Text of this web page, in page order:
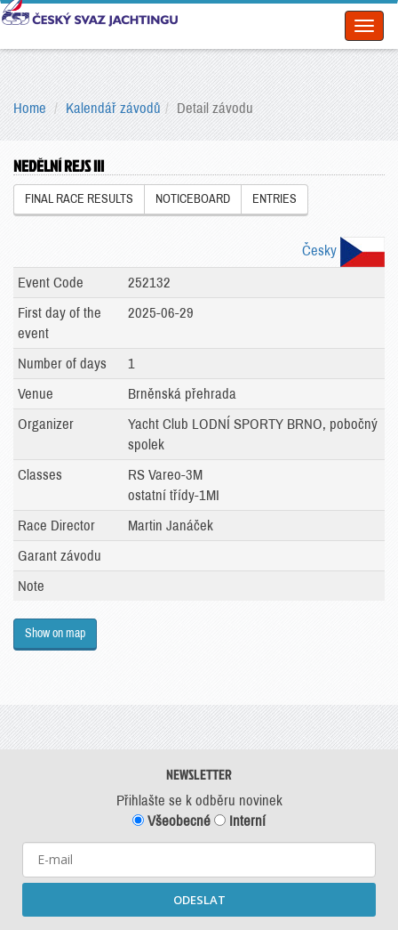
Home Kalendář závodů Detail závodu
NEDĚLNÍ REJS III
FINAL RACE RESULTS NOTICEBOARD ENTRIES
Česky
Event Code
252132
First day of the
event
2025-06-29
Number of days
1
Venue
Brněnská přehrada
Organizer
Yacht Club LODNÍ SPORTY BRNO, pobočný
spolek
Classes
RS Vareo-3M
ostatní třídy-1MI
Race Director
Martin Janáček
Garant závodu
Note
Show on map
NEWSLETTER
Přihlašte se k odběru novinek
Všeobecné
Interní
ODESLAT